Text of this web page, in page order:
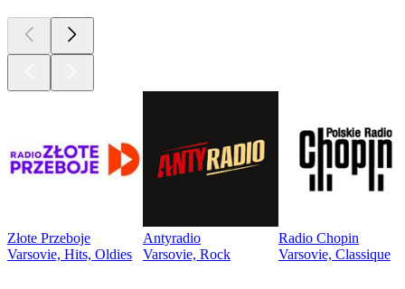
Złote Przeboje
Varsovie, Hits, Oldies
Antyradio
Varsovie, Rock
Radio Chopin
Varsovie, Classique